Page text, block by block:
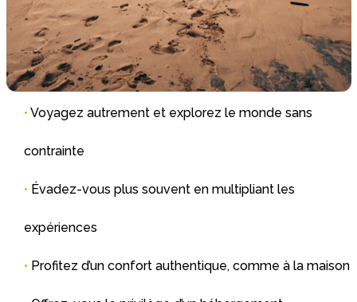
• Voyagez autrement et explorez le monde sans
contrainte
• Évadez-vous plus souvent en multipliant les
expériences
• Profitez d’un confort authentique, comme à la maison